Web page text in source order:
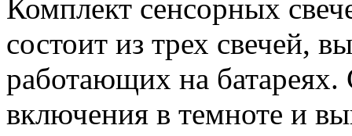
Комплект сенсорных
состоит из трех свечей,
работающих на
включения в темноте и